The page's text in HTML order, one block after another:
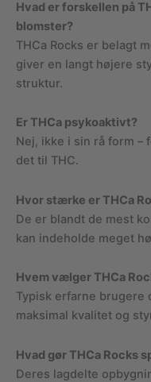
Hvad er forskellen på
blomster?
THCa Rocks er belagt
giver en langt højere
struktur.
Er THCa psykoaktivt?
Nej, ikke i sin rå form –
det til THC.
Hvor stærke er THCa
De er blandt de mest
kan indeholde meget
Hvem vælger THCa
Typisk erfarne brugere
maksimal kvalitet og
Hvad gør THCa Rocks
Deres lagdelte